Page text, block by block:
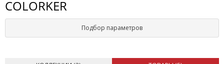
COLORKER
Подбор параметров